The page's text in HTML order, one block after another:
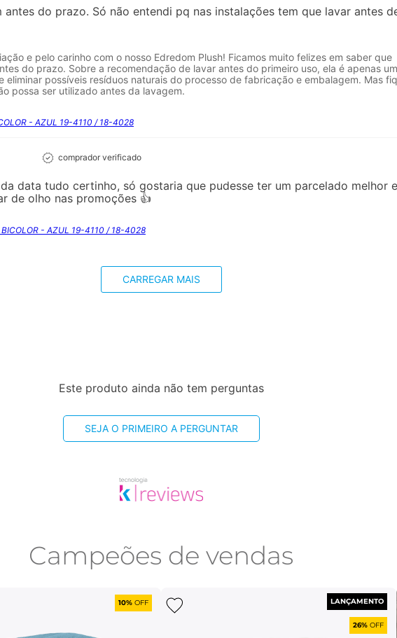
do prazo. Só não entendi pq nas instalações tem que lavar antes
e pelo carinho com o nosso Edredom Plush! Ficamos muito felizes em saber que
do prazo. Sobre a recomendação de lavar antes do primeiro uso, ela é apenas
possíveis resíduos naturais do processo de fabricação e embalagem. Mas
possa ser utilizado antes da lavagem.
- AZUL 19-4110 / 18-4028
comprador verificado
data tudo certinho, só gostaria que pudesse ter um parcelado melhor
de olho nas promoções 👍
- AZUL 19-4110 / 18-4028
CARREGAR MAIS
Este produto ainda não tem perguntas
SEJA O PRIMEIRO A PERGUNTAR
Campeões de vendas
10% OFF LANÇAMENTO
26% OFF